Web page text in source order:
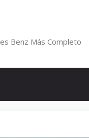
Benz Más Completo